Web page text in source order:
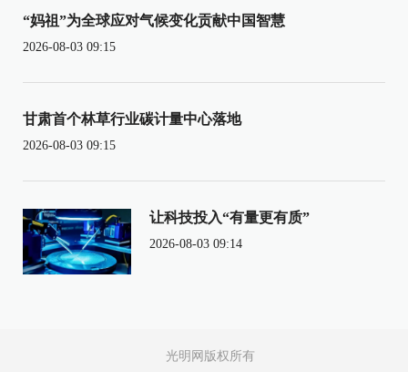
“妈祖”为全球应对气候变化贡献中国智慧
2026-08-03 09:15
甘肃首个林草行业碳计量中心落地
2026-08-03 09:15
让科技投入“有量更有质”
2026-08-03 09:14
光明网版权所有